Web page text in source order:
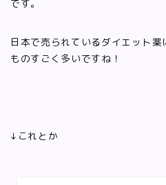
です。
日本で売られているダイエット
ものすごく多いですね！
↓これとか